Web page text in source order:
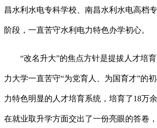
昌水利水电专科学校、南昌水利水电高档
阶段，一直苦守水利电力特色办学初心。
“改名升大”的焦点方针是提拔人才培育
力大学一直苦守“为党育人、为国育才”的
力特色明显的人才培育系统，培育了18万
在就业取升学方面交出了一份亮眼的答卷